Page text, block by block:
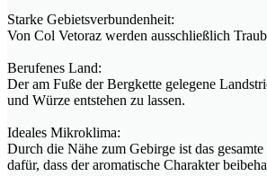
Starke Gebietsverbundenheit:
Von Col Vetoraz werden ausschließlich
Berufenes Land:
Der am Fuße der Bergkette gelegene
und Würze entstehen zu lassen.
Ideales Mikroklima:
Durch die Nähe zum Gebirge ist das
dafür, dass der aromatische Charakter